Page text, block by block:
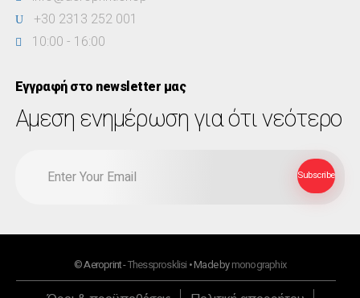
+30 2313 252 001
10:00 - 16:00
Εγγραφή στο newsletter μας
Αμεση ενημέρωση για ότι νεότερο
© Aeroprint -Thessprosklisi • Made bymonographix